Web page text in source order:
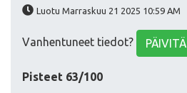
Luotu Marraskuu 21 2025 10:59 AM
Vanhentuneet tiedot? PÄIVITÄ
Pisteet 63/100